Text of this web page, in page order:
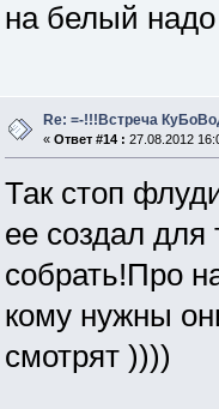
на белый
Re: =-!!!Встреча
« Ответ #14 : 27.08.2012
Так стоп
ее создал для
собрать!Про
кому нужны
смотрят ))))